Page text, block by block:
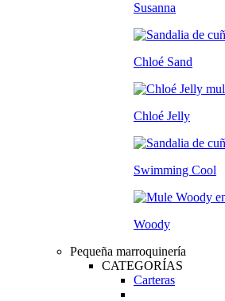
Susanna
Chloé Sand
Chloé Jelly
Swimming Cool
Woody
Pequeña marroquinería
CATEGORÍAS
Carteras